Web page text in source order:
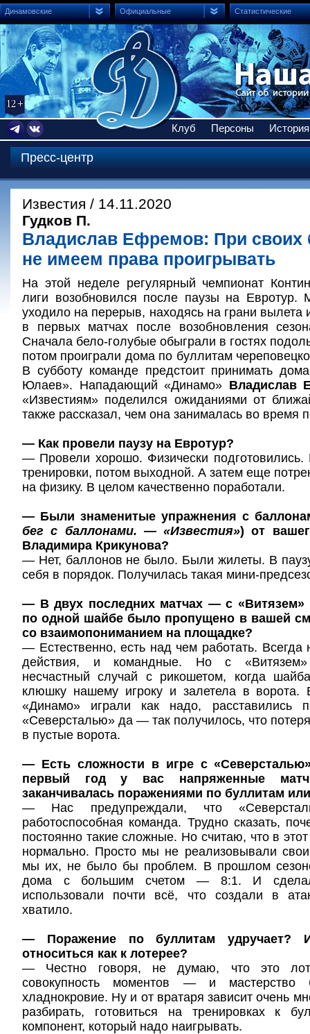
Динамовские Официальные Статистические
Клуб Персоны История
Пресс-центр
Известия / 14.11.2020
Гудков П.
Владислав Ефремов: При своих
не имеем права проигрывать
На этой неделе регулярный чемпионат
лиги возобновился после паузы на Евротур.
уходило на перерыв, находясь на грани
в первых матчах после возобновления
Сначала бело-голубые обыграли в гостях
потом проиграли дома по буллитам
В субботу команде предстоит принимать
Юлаев». Нападающий «Динамо» Владислав
«Известиям» поделился ожиданиями от
также рассказал, чем она занималась во время
— Как провели паузу на Евротур?
— Провели хорошо. Физически
тренировки, потом выходной. А затем еще
на физику. В целом качественно поработали.
— Были знаменитые упражнения с
бег с баллонами. — «Известия») от
Владимира Крикунова?
— Нет, баллонов не было. Были жилеты. В
себя в порядок. Получилась такая мини-
— В двух последних матчах — с
по одной шайбе было пропущено в вашей
со взаимопониманием на площадке?
— Естественно, есть над чем работать. Всегда
действия, и командные. Но с «Витязем»
несчастный случай с рикошетом, когда
клюшку нашему игроку и залетела в
«Динамо» играли как надо,
«Северсталью» да — так получилось, что
в пустые ворота.
— Есть сложности в игре с
первый год у вас напряженные
заканчивалась поражениями по буллитам
— Нас предупреждали, что
работоспособная команда. Трудно сказать,
постоянно такие сложные. Но считаю, что в
нормально. Просто мы не реализовывали
мы их, не было бы проблем. В прошлом
дома с большим счетом — 8:1. И
использовали почти всё, что создали в
хватило.
— Поражение по буллитам удручает?
относиться как к лотерее?
— Честно говоря, не думаю, что это
совокупность моментов — и мастерство
хладнокровие. Ну и от вратаря зависит очень
разбирать, готовиться на тренировках к
компонент, который надо наигрывать.